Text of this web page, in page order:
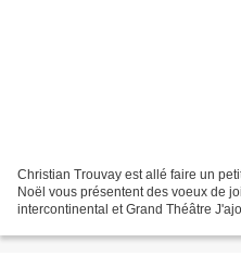
Christian Trouvay est allé faire un
Noël vous présentent des voeux de
intercontinental et Grand Théâtre J'ajoute quelques photos de Bordeaux en